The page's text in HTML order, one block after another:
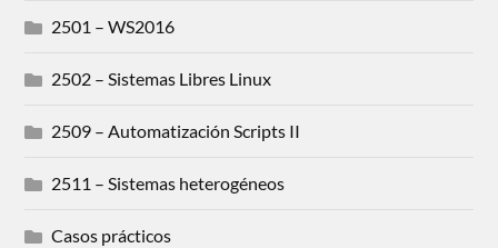
2501 – WS2016
2502 – Sistemas Libres Linux
2509 – Automatización Scripts II
2511 – Sistemas heterogéneos
Casos prácticos